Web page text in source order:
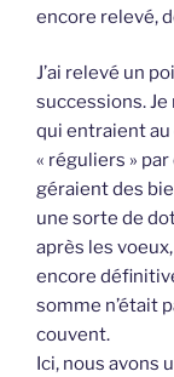
encore relevé,
J’ai relevé un
successions.
qui entraient au
« réguliers »
géraient des
une sorte de
après les
encore
somme n’était
couvent.
Ici, nous avons